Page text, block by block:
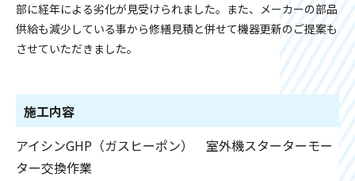
部に経年による劣化が見受けられました。また、メーカーの部品
供給も減少している事から修繕見積と併せて機器更新のご提案も
させていただきました。
施工内容
アイシンGHP（ガスヒーポン） 室外機スターターモー
ター交換作業